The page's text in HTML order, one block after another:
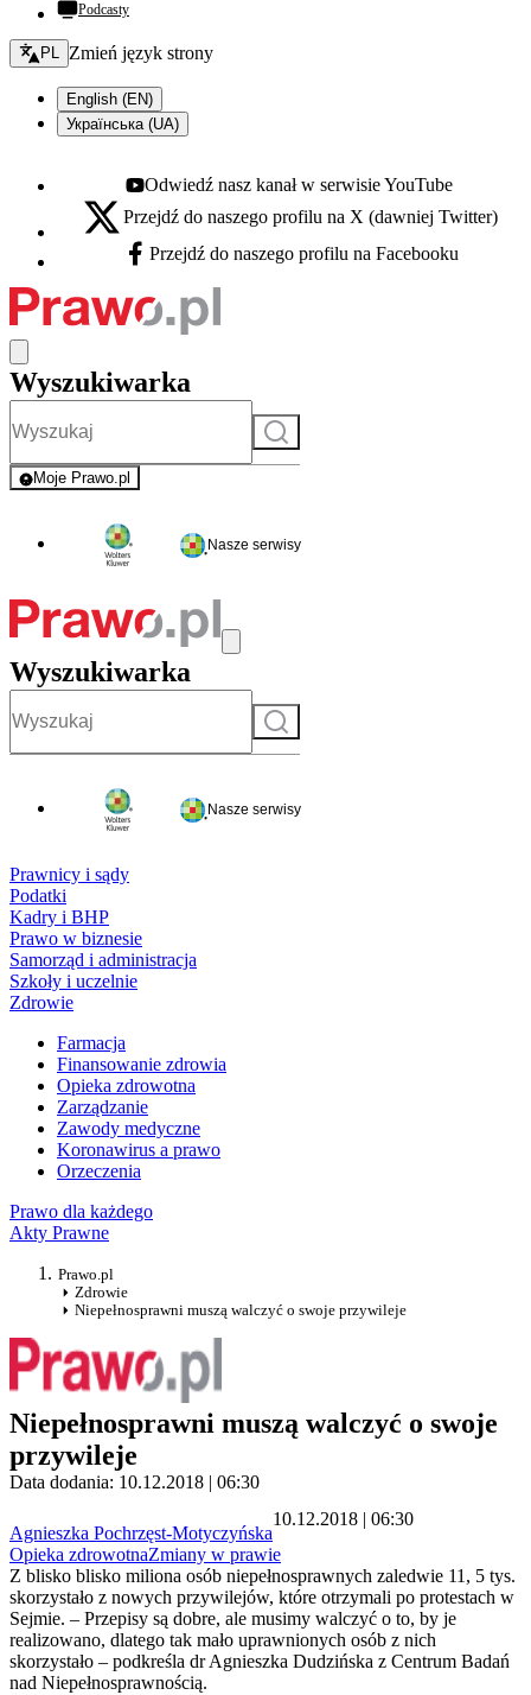
Podcasty
Zmień język - bieżący:
PL Zmień język strony
English (EN)
Українська (UA)
Youtube - otwiera się w nowej karcie
Odwiedź nasz kanał w serwisie YouTube
X - otwiera się w nowej karcie
Przejdź do naszego profilu na X (dawniej Twitter)
Facebook - otwiera się w nowej karcie
Przejdź do naszego profilu na Facebooku
Wyszukiwarka
Szukaj
Moje Prawo.pl
- rejestracja i logowanie do serwisu
Nasze serwisy
Wyszukiwarka
Szukaj
Nasze serwisy
Prawnicy i sądy
Podatki
Kadry i BHP
Prawo w biznesie
Samorząd i administracja
Szkoły i uczelnie
Zdrowie
Farmacja
Finansowanie zdrowia
Opieka zdrowotna
Zarządzanie
Zawody medyczne
Koronawirus a prawo
Orzeczenia
Prawo dla każdego
Akty Prawne
Prawo.pl
Zdrowie
Niepełnosprawni muszą walczyć o swoje przywileje
Niepełnosprawni muszą walczyć o swoje
przywileje
Data dodania: 10.12.2018 | 06:30
Agnieszka Pochrzęst-Motyczyńska
10.12.2018 | 06:30
Opieka zdrowotnaZmiany w prawie
Z blisko blisko miliona osób niepełnosprawnych zaledwie 11, 5 tys.
skorzystało z nowych przywilejów, które otrzymali po protestach w
Sejmie. – Przepisy są dobre, ale musimy walczyć o to, by je
realizowano, dlatego tak mało uprawnionych osób z nich
skorzystało – podkreśla dr Agnieszka Dudzińska z Centrum Badań
nad Niepełnosprawnością.